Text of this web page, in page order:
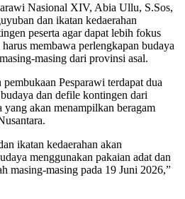
Nasional XIV, Abia Ullu, S.Sos,
dan ikatan kedaerahan
peserta agar dapat lebih fokus
membawa perlengkapan budaya
masing dari provinsi asal.
Pesparawi terdapat dua
dan defile kontingen dari
akan menampilkan beragam
ikatan kedaerahan akan
menggunakan pakaian adat dan
masing-masing pada 19 Juni 2026,”